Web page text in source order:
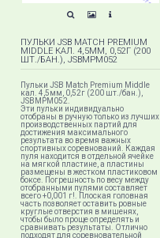
ПУЛЬКИ JSB MATCH PREMIUM
MIDDLE КАЛ. 4,5ММ, 0,52Г (200
ШТ./БАН.), JSBMPM052
Пульки JSB Match Premium Middle
кал. 4,5мм, 0,52г (200 шт./бан.),
JSBMPM052.
Эти пульки индивидуально
отобраны в ручную только из лучших
производственных партий для
достижения максимального
результата во время важных
спортивных соревнований. Каждая
пуля находится в отдельной ячейке
на мягкой пластине, а пластины
размещены в жестком пластиковом
боксе. Погрешность по весу между
отобранными пулями составляет
всего +0,001 г!. Плоская головная
часть позволяет оставить ровные
круглые отверстия в мишенях,
чтобы было проще определять и
сравнивать результаты. Отлично
подходят для соревновательной